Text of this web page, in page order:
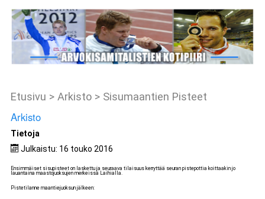
Etusivu > Arkisto > Sisumaantien Pisteet
Arkisto
Tietoja
Julkaistu: 16 touko 2016
Ensimmäiset sisupisteet on laskettu ja seuraava tilaisuus kerryttää seuran pistepottia koittaakin jo
lauantaina maastojuoksujen merkeissä Laihialla.
Pistetilanne maantiejuoksun jälkeen: